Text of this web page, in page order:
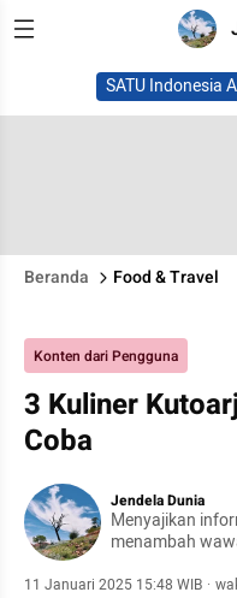
SATU Indonesia
Beranda Food & Travel
Konten dari Pengguna
3 Kuliner
Coba
Jendela Dunia
Menyajikan
menambah
11 Januari 2025 15:48 WIB ·